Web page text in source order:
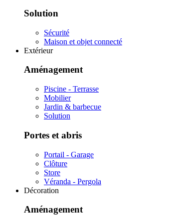
Solution
Sécurité
Maison et objet connecté
Extérieur
Aménagement
Piscine - Terrasse
Mobilier
Jardin & barbecue
Solution
Portes et abris
Portail - Garage
Clôture
Store
Véranda - Pergola
Décoration
Aménagement